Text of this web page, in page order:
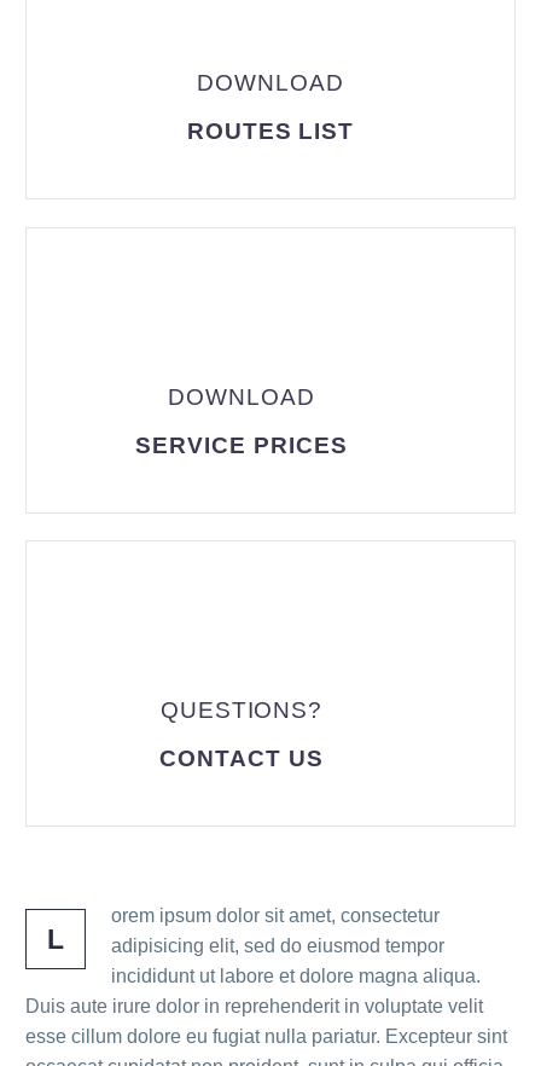
DOWNLOAD
ROUTES LIST
DOWNLOAD
SERVICE PRICES
QUESTIONS?
CONTACT US
L
orem ipsum dolor sit amet, consectetur
adipisicing elit, sed do eiusmod tempor
incididunt ut labore et dolore magna aliqua.
Duis aute irure dolor in reprehenderit in voluptate velit
esse cillum dolore eu fugiat nulla pariatur. Excepteur sint